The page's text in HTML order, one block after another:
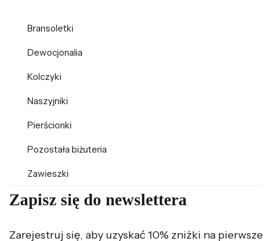
Bransoletki
Dewocjonalia
Kolczyki
Naszyjniki
Pierścionki
Pozostała biżuteria
Zawieszki
Zapisz się do newslettera
Zarejestruj się, aby uzyskać 10% zniżki na pierwsze